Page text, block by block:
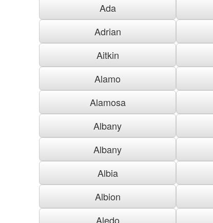
Ada
Adrian
Aitkin
Alamo
Alamosa
Albany
Albany
Albia
Albion
Aledo